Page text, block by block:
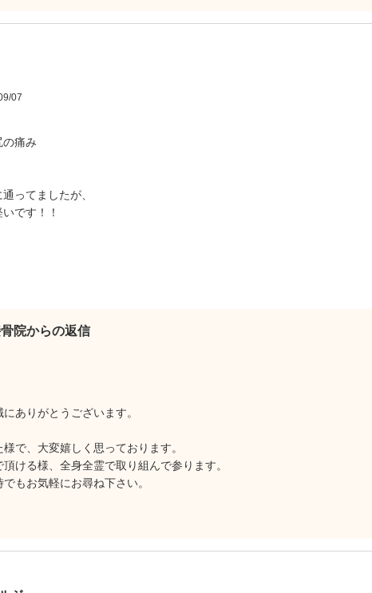
07
の痛み
ってましたが、
です！！
院からの返信
ありがとうございます。
で、大変嬉しく思っております。
ける様、全身全霊で取り組んで参ります。
もお気軽にお尋ね下さい。